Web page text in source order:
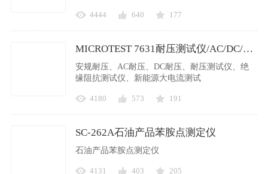
4444 640 177
MICROTEST 7631耐压测试仪/AC/DC/绝缘阻抗
安规耐压、AC耐压、DC耐压、耐压测试仪、绝
缘阻抗测试仪、新能源大电流测试
4180 573 191
SC-262A石油产品苯胺点测定仪
石油产品苯胺点测定仪
4131 403 205